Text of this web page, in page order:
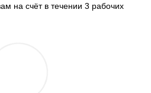
на счёт в течении 3 рабочих